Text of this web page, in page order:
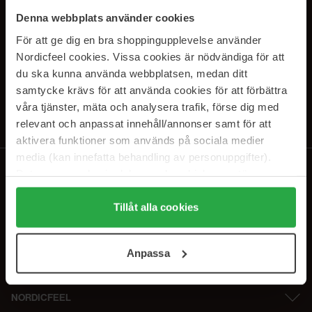
Denna webbplats använder cookies
För att ge dig en bra shoppingupplevelse använder
Nordicfeel cookies. Vissa cookies är nödvändiga för att
du ska kunna använda webbplatsen, medan ditt
samtycke krävs för att använda cookies för att förbättra
våra tjänster, mäta och analysera trafik, förse dig med
relevant och anpassat innehåll/annonser samt för att
aktivera funktioner som används på sociala medier
media (kan innefatta behandling av personuppgifter).
Genom att trycka på "Tillåt alla cookies" accepterar du
alla cookies, medan du under "Detaljer" kan anpassa
användningen av cookies. Du kan när som helst återkalla
samt vår Integritetspolicy.
Tillåt alla cookies
Anpassa
SUBSCRIBE TO OUR
NEWSLETTER
E-postadresse
Ved å abonnere godtar du vårpersonvernerklæring. Du kan melde deg
NORDICFEEL